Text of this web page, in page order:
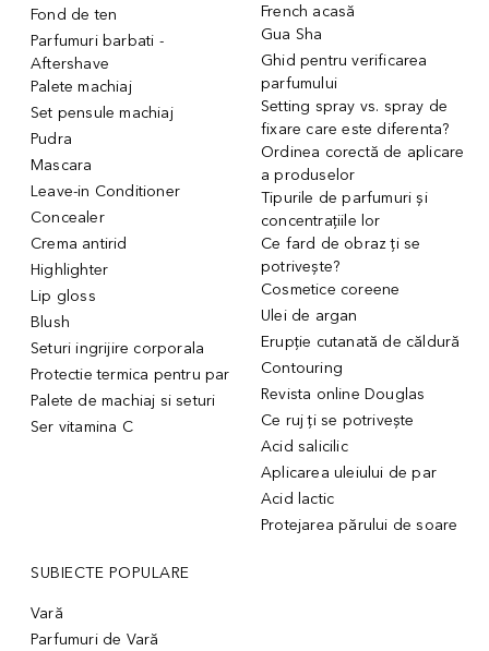
Fond de ten
Parfumuri barbati -
Aftershave
Palete machiaj
Set pensule machiaj
Pudra
Mascara
Leave-in Conditioner
Concealer
Crema antirid
Highlighter
Lip gloss
Blush
Seturi ingrijire corporala
Protectie termica pentru par
Palete de machiaj si seturi
Ser vitamina C
French acasă
Gua Sha
Ghid pentru verificarea
parfumului
Setting spray vs. spray de
fixare care este diferenta?
Ordinea corectă de aplicare
a produselor
Tipurile de parfumuri și
concentrațiile lor
Ce fard de obraz ți se
potrivește?
Cosmetice coreene
Ulei de argan
Erupție cutanată de căldură
Contouring
Revista online Douglas
Ce ruj ți se potrivește
Acid salicilic
Aplicarea uleiului de par
Acid lactic
Protejarea părului de soare
SUBIECTE POPULARE
Vară
Parfumuri de Vară